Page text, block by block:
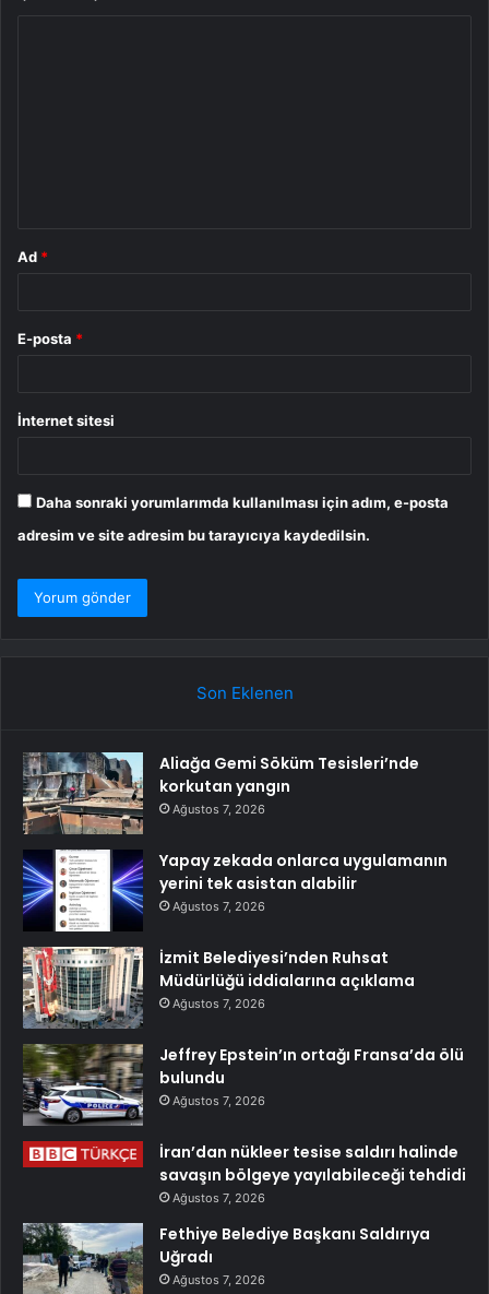
Ad *
E-posta *
İnternet sitesi
Daha sonraki yorumlarımda kullanılması için adım, e-posta
adresim ve site adresim bu tarayıcıya kaydedilsin.
Son Eklenen
Aliağa Gemi Söküm Tesisleri’nde
korkutan yangın
Ağustos 7, 2026
Yapay zekada onlarca uygulamanın
yerini tek asistan alabilir
Ağustos 7, 2026
İzmit Belediyesi’nden Ruhsat
Müdürlüğü iddialarına açıklama
Ağustos 7, 2026
Jeffrey Epstein’ın ortağı Fransa’da ölü
bulundu
Ağustos 7, 2026
İran’dan nükleer tesise saldırı halinde
savaşın bölgeye yayılabileceği tehdidi
Ağustos 7, 2026
Fethiye Belediye Başkanı Saldırıya
Uğradı
Ağustos 7, 2026